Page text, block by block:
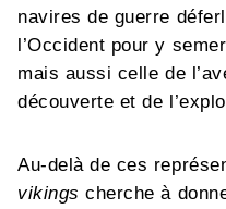
navires de guerre
l’Occident pour y
mais aussi celle de
découverte et de
Au-delà de ces
vikings cherche à